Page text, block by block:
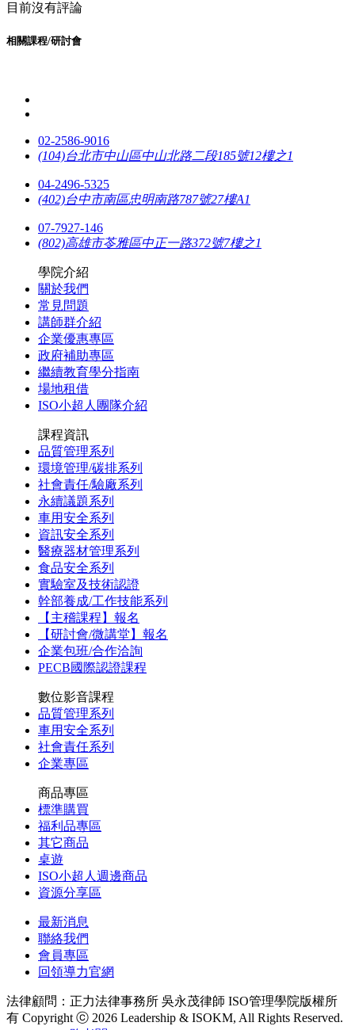
目前沒有評論
相關課程/研討會
02-2586-9016
(104)台北市中山區中山北路二段185號12樓之1
04-2496-5325
(402)台中市南區忠明南路787號27樓A1
07-7927-146
(802)高雄市苓雅區中正一路372號7樓之1
學院介紹
關於我們
常見問題
講師群介紹
企業優惠專區
政府補助專區
繼續教育學分指南
場地租借
ISO小超人團隊介紹
課程資訊
品質管理系列
環境管理/碳排系列
社會責任/驗廠系列
永續議題系列
車用安全系列
資訊安全系列
醫療器材管理系列
食品安全系列
實驗室及技術認證
幹部養成/工作技能系列
【主稽課程】報名
【研討會/微講堂】報名
企業包班/合作洽詢
PECB國際認證課程
數位影音課程
品質管理系列
車用安全系列
社會責任系列
企業專區
商品專區
標準購買
福利品專區
其它商品
桌遊
ISO小超人週邊商品
資源分享區
最新消息
聯絡我們
會員專區
回領導力官網
法律顧問：正力法律事務所 吳永茂律師 ISO管理學院版權所
有 Copyright ⓒ 2026 Leadership & ISOKM, All Rights Reserved.